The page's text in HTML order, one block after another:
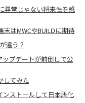
尋常じゃない将来性を感
はMWCやBUILDに期待
違う？
プデートが前倒しで公
してみた
ストールして日本語化